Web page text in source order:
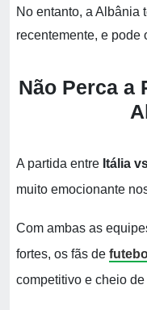
No entanto, a Albânia
recentemente, e pode
Não Perca a
A partida entre Itália
muito emocionante
Com ambas as
fortes, os fãs de
competitivo e cheio de